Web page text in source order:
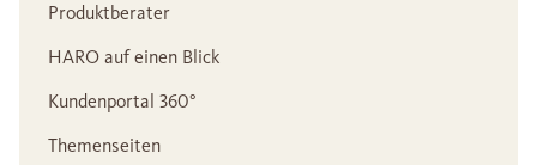
Produktberater
HARO auf einen Blick
Kundenportal 360°
Themenseiten